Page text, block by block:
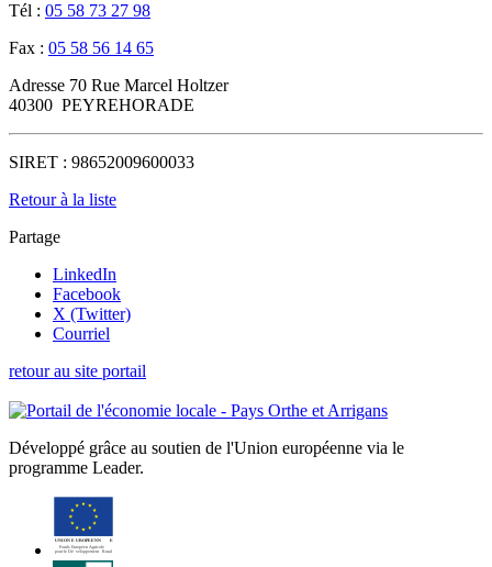
Tél : 05 58 73 27 98
Fax : 05 58 56 14 65
Adresse 70 Rue Marcel Holtzer
40300 PEYREHORADE
SIRET : 98652009600033
Retour à la liste
Partage
LinkedIn
Facebook
X (Twitter)
Courriel
retour au site portail
Développé grâce au soutien de l'Union européenne via le
programme Leader.